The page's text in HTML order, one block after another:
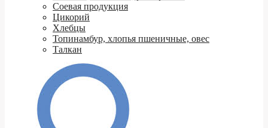
Соевая продукция
Цикорий
Хлебцы
Топинамбур, хлопья пшеничные, овес
Талкан